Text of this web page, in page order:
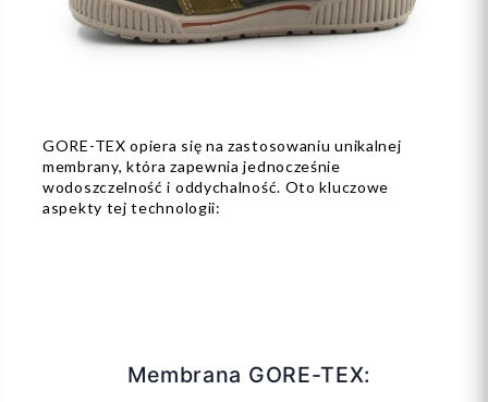
GORE-TEX opiera się na zastosowaniu unikalnej
membrany, która zapewnia jednocześnie
wodoszczelność i oddychalność. Oto kluczowe
aspekty tej technologii:
Membrana GORE-TEX: